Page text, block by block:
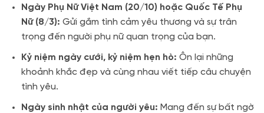
Ngày Phụ Nữ Việt Nam (20/10) hoặc Quốc Tế Phụ
Nữ (8/3): Gửi gắm tình cảm yêu thương và sự trân
trọng đến người phụ nữ quan trọng của bạn.
Kỷ niệm ngày cưới, kỷ niệm hẹn hò: Ôn lại những
khoảnh khắc đẹp và cùng nhau viết tiếp câu chuyện
tình yêu.
Ngày sinh nhật của người yêu: Mang đến sự bất ngờ